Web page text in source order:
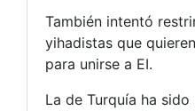
También intentó
yihadistas que
para unirse a EI.
La de Turquía ha